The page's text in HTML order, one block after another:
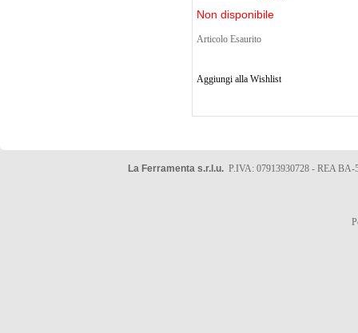
Non disponibile
Articolo Esaurito
Aggiungi alla Wishlist
La Ferramenta s.r.l.u. P.IVA: 07913930728 - REA BA-